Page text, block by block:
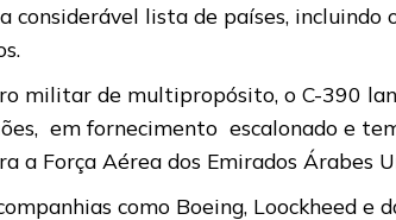
lista de países, incluindo
militar de multipropósito, o C-390
em fornecimento escalonado e
Força Aérea dos Emirados Árabes
como Boeing, Loockheed e